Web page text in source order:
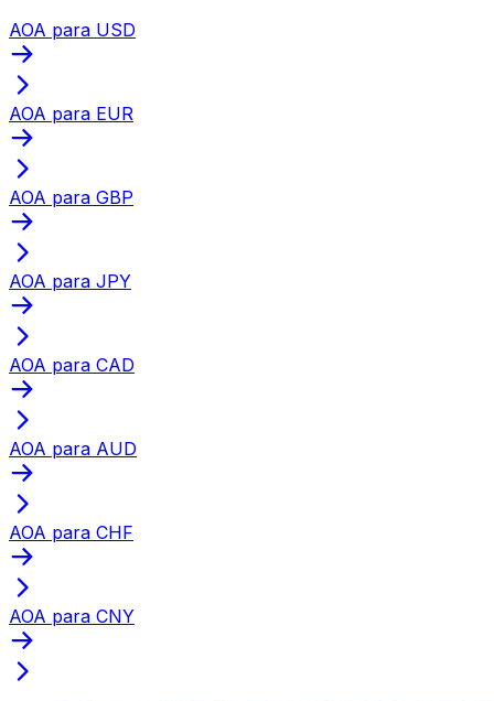
AOA para USD
AOA para EUR
AOA para GBP
AOA para JPY
AOA para CAD
AOA para AUD
AOA para CHF
AOA para CNY